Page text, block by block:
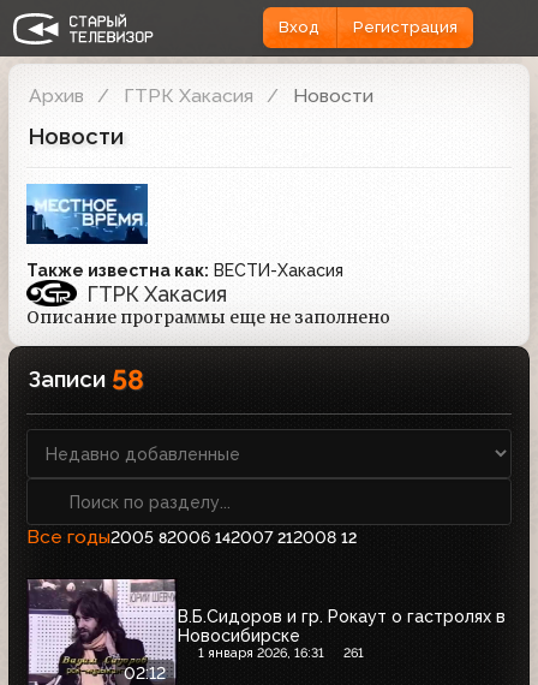
Вход Регистрация
Архив ГТРК Хакасия Новости
Новости
Также известна как: ВЕСТИ-Хакасия
ГТРК Хакасия
Описание программы еще не заполнено
Записи 58
Все годы2005 82006 142007 212008 12
02:12
В.Б.Сидоров и гр. Рокаут о гастролях в
Новосибирске
1 января 2026, 16:31 261